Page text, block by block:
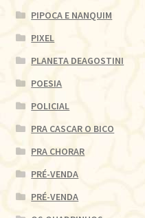
PIPOCA E NANQUIM
PIXEL
PLANETA DEAGOSTINI
POESIA
POLICIAL
PRA CASCAR O BICO
PRA CHORAR
PRÉ-VENDA
PRÉ-VENDA